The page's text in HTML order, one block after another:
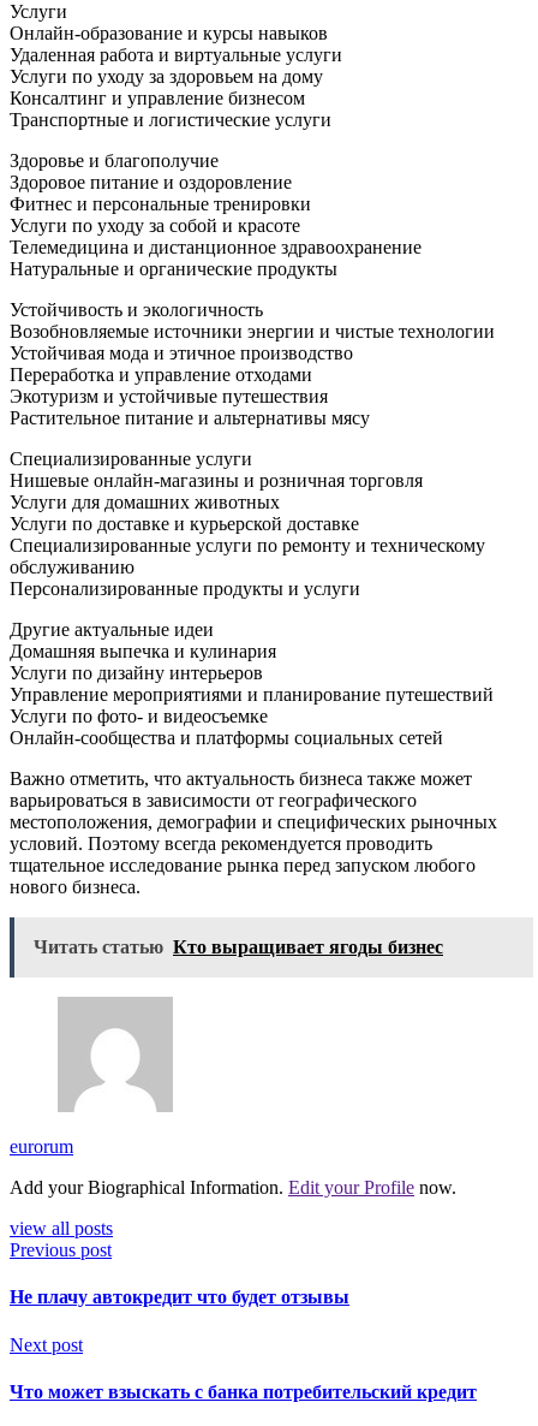
Услуги
Онлайн-образование и курсы навыков
Удаленная работа и виртуальные услуги
Услуги по уходу за здоровьем на дому
Консалтинг и управление бизнесом
Транспортные и логистические услуги
Здоровье и благополучие
Здоровое питание и оздоровление
Фитнес и персональные тренировки
Услуги по уходу за собой и красоте
Телемедицина и дистанционное здравоохранение
Натуральные и органические продукты
Устойчивость и экологичность
Возобновляемые источники энергии и чистые технологии
Устойчивая мода и этичное производство
Переработка и управление отходами
Экотуризм и устойчивые путешествия
Растительное питание и альтернативы мясу
Специализированные услуги
Нишевые онлайн-магазины и розничная торговля
Услуги для домашних животных
Услуги по доставке и курьерской доставке
Специализированные услуги по ремонту и техническому
обслуживанию
Персонализированные продукты и услуги
Другие актуальные идеи
Домашняя выпечка и кулинария
Услуги по дизайну интерьеров
Управление мероприятиями и планирование путешествий
Услуги по фото- и видеосъемке
Онлайн-сообщества и платформы социальных сетей
Важно отметить, что актуальность бизнеса также может
варьироваться в зависимости от географического
местоположения, демографии и специфических рыночных
условий. Поэтому всегда рекомендуется проводить
тщательное исследование рынка перед запуском любого
нового бизнеса.
Читать статью Кто выращивает ягоды бизнес
eurorum
Add your Biographical Information. Edit your Profile now.
view all posts
Previous post
Не плачу автокредит что будет отзывы
Next post
Что может взыскать с банка потребительский кредит